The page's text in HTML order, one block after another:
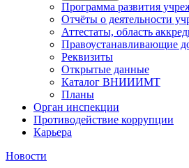
Программа развития
Отчёты о деятельности
Аттестаты, область
Правоустанавливающие
Реквизиты
Открытые данные
Каталог ВНИИИМТ
Планы
Орган инспекции
Противодействие коррупции
Карьера
Новости